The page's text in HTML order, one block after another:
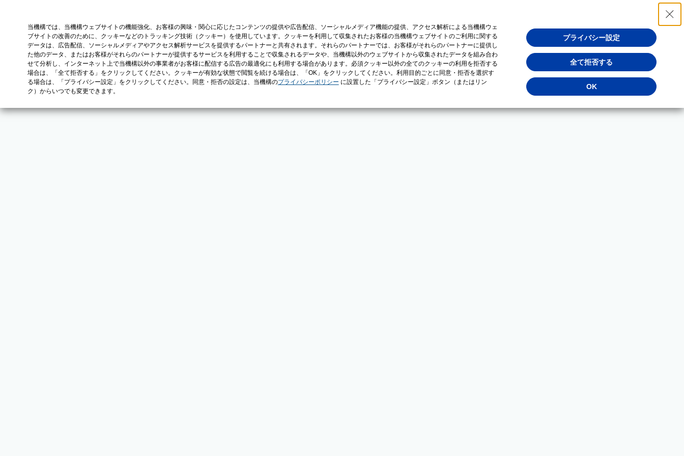
当機構では、当機構ウェブサイトの機能強化、お客様の興味・関心に応じたコンテンツの提供や広告配信、ソーシャルメディア機能の提供、アクセス解析による当機構ウェ
ブサイトの改善のために、クッキーなどのトラッキング技術（クッキー）を使用しています。クッキーを利用して収集されたお客様の当機構ウェブサイトのご利用に関する
データは、広告配信、ソーシャルメディアやアクセス解析サービスを提供するパートナーと共有されます。それらのパートナーでは、お客様がそれらのパートナーに提供し
た他のデータ、またはお客様がそれらのパートナーが提供するサービスを利用することで収集されるデータや、当機構以外のウェブサイトから収集されたデータを組み合わ
せて分析し、インターネット上で当機構以外の事業者がお客様に配信する広告の最適化にも利用する場合があります。必須クッキー以外の全てのクッキーの利用を拒否する
場合は、「全て拒否する」をクリックしてください。クッキーが有効な状態で閲覧を続ける場合は、「OK」をクリックしてください。利用目的ごとに同意・拒否を選択す
る場合は、「プライバシー設定」をクリックしてください。同意・拒否の設定は、当機構のプライバシーポリシー に設置した「プライバシー設定」ボタン（またはリン
ク）からいつでも変更できます。
プライバシー設定
全て拒否する
OK